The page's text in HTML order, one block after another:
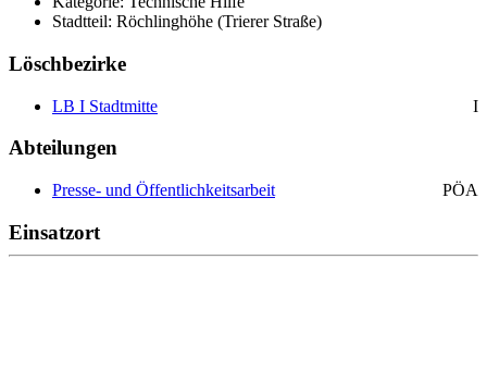
Stadtteil: Röchlinghöhe (Trierer Straße)
Löschbezirke
LB I Stadtmitte I
Abteilungen
Presse- und Öffentlichkeitsarbeit PÖA
Einsatzort